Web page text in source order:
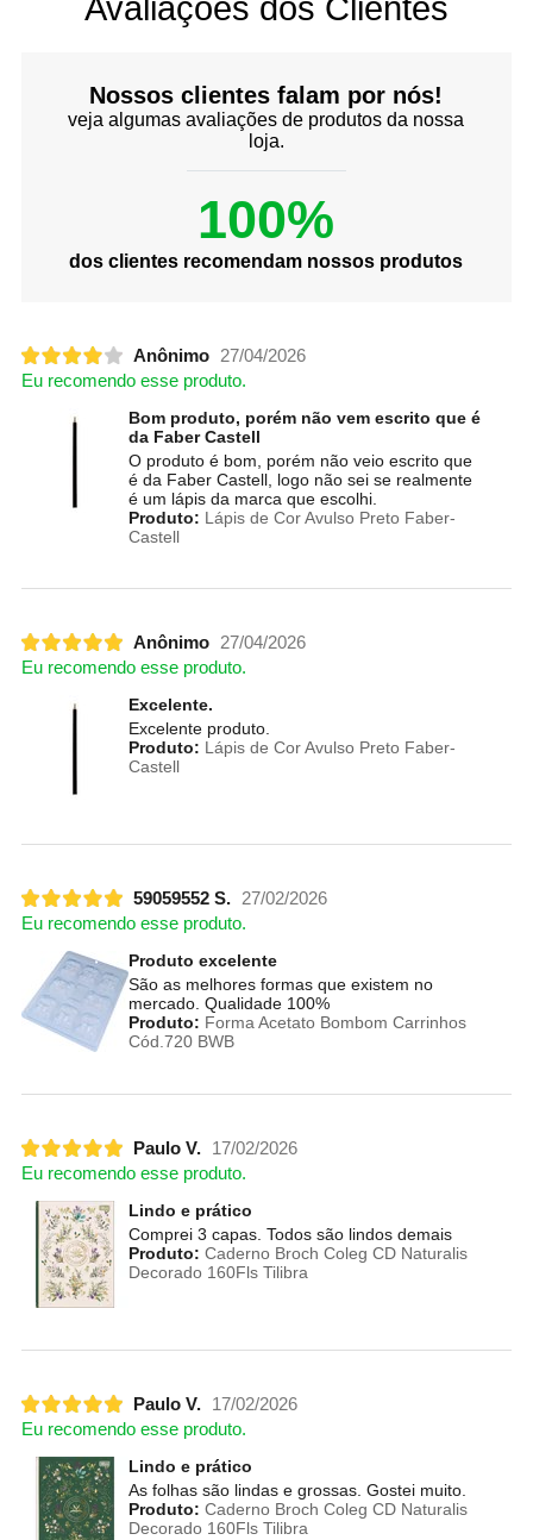
Avaliações dos Clientes
Nossos clientes falam por nós!
veja algumas avaliações de produtos da nossa
loja.
100%
dos clientes recomendam nossos produtos
Anônimo
27/04/2026
Eu recomendo esse produto.
Bom produto, porém não vem escrito que é
da Faber Castell
O produto é bom, porém não veio escrito que
é da Faber Castell, logo não sei se realmente
é um lápis da marca que escolhi.
Produto: Lápis de Cor Avulso Preto Faber-
Castell
Anônimo
27/04/2026
Eu recomendo esse produto.
Excelente.
Excelente produto.
Produto: Lápis de Cor Avulso Preto Faber-
Castell
59059552 S.
27/02/2026
Eu recomendo esse produto.
Produto excelente
São as melhores formas que existem no
mercado. Qualidade 100%
Produto: Forma Acetato Bombom Carrinhos
Cód.720 BWB
Paulo V.
17/02/2026
Eu recomendo esse produto.
Lindo e prático
Comprei 3 capas. Todos são lindos demais
Produto: Caderno Broch Coleg CD Naturalis
Decorado 160Fls Tilibra
Paulo V.
17/02/2026
Eu recomendo esse produto.
Lindo e prático
As folhas são lindas e grossas. Gostei muito.
Produto: Caderno Broch Coleg CD Naturalis
Decorado 160Fls Tilibra